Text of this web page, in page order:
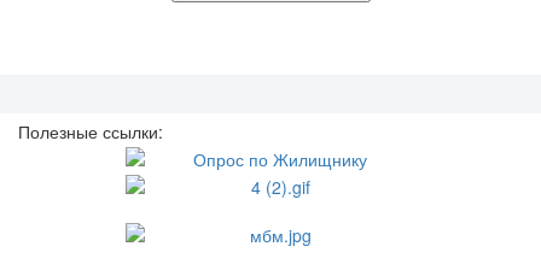
Полезные ссылки: